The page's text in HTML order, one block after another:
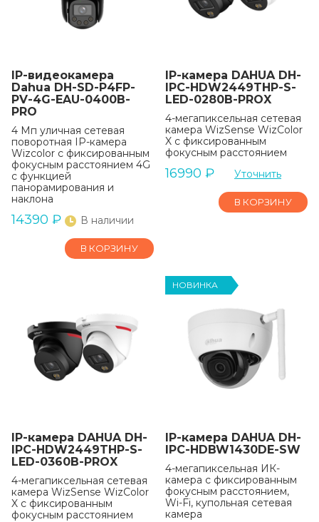
IP-видеокамера
Dahua DH-SD-P4FP-
PV-4G-EAU-0400B-
PRO
4 Мп уличная сетевая
поворотная IP-камера
Wizcolor с фиксированным
фокусным расстоянием 4G
с функцией
панорамирования и
наклона
14390 ₽ В наличии
В КОРЗИНУ
IP-камера DAHUA DH-
IPC-HDW2449THP-S-
LED-0280B-PROX
4-мегапиксельная сетевая
камера WizSense WizColor
X с фиксированным
фокусным расстоянием
16990 ₽ Уточнить
В КОРЗИНУ
IP-камера DAHUA DH-
IPC-HDW2449THP-S-
LED-0360B-PROX
4-мегапиксельная сетевая
камера WizSense WizColor
X с фиксированным
фокусным расстоянием
НОВИНКА
IP-камера DAHUA DH-
IPC-HDBW1430DE-SW
4-мегапиксельная ИК-
камера с фиксированным
фокусным расстоянием,
Wi-Fi, купольная сетевая
камера